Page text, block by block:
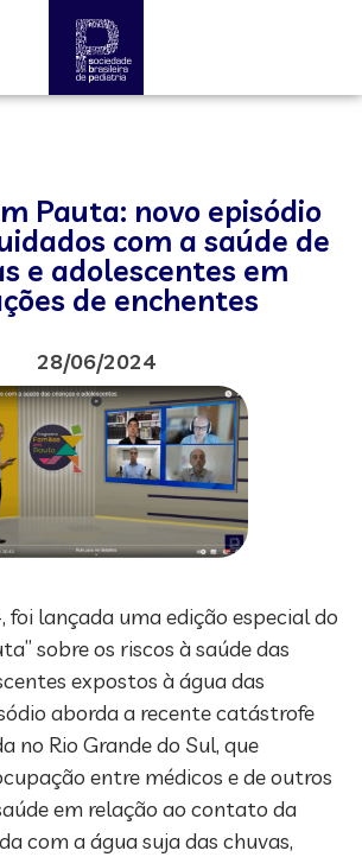
Pauta: novo episódio
com a saúde de
e adolescentes em
de enchentes
28/06/2024
lançada uma edição especial do
sobre os riscos à saúde das
expostos à água das
aborda a recente catástrofe
no Rio Grande do Sul, que
entre médicos e de outros
em relação ao contato da
com a água suja das chuvas,